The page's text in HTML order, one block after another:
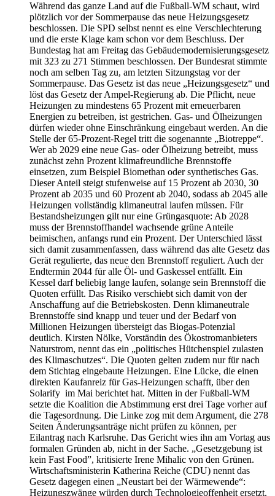
Während das ganze Land auf die Fußball-WM schaut, wird
plötzlich vor der Sommerpause das neue Heizungsgesetz
beschlossen. Die SPD selbst nennt es eine Verschlechterung
und die erste Klage kam schon vor dem Beschluss. Der
Bundestag hat am Freitag das Gebäudemodernisierungsgesetz
mit 323 zu 271 Stimmen beschlossen. Der Bundesrat stimmte
noch am selben Tag zu, am letzten Sitzungstag vor der
Sommerpause. Das Gesetz ist das neue „Heizungsgesetz“ und
löst das Gesetz der Ampel-Regierung ab. Die Pflicht, neue
Heizungen zu mindestens 65 Prozent mit erneuerbaren
Energien zu betreiben, ist gestrichen. Gas- und Ölheizungen
dürfen wieder ohne Einschränkung eingebaut werden. An die
Stelle der 65-Prozent-Regel tritt die sogenannte „Biotreppe“.
Wer ab 2029 eine neue Gas- oder Ölheizung betreibt, muss
zunächst zehn Prozent klimafreundliche Brennstoffe
einsetzen, zum Beispiel Biomethan oder synthetisches Gas.
Dieser Anteil steigt stufenweise auf 15 Prozent ab 2030, 30
Prozent ab 2035 und 60 Prozent ab 2040, sodass ab 2045 alle
Heizungen vollständig klimaneutral laufen müssen. Für
Bestandsheizungen gilt nur eine Grüngasquote: Ab 2028
muss der Brennstoffhandel wachsende grüne Anteile
beimischen, anfangs rund ein Prozent. Der Unterschied lässt
sich damit zusammenfassen, dass während das alte Gesetz das
Gerät regulierte, das neue den Brennstoff reguliert. Auch der
Endtermin 2044 für alle Öl- und Gaskessel entfällt. Ein
Kessel darf beliebig lange laufen, solange sein Brennstoff die
Quoten erfüllt. Das Risiko verschiebt sich damit von der
Anschaffung auf die Betriebskosten. Denn klimaneutrale
Brennstoffe sind knapp und teuer und der Bedarf von
Millionen Heizungen übersteigt das Biogas-Potenzial
deutlich. Kirsten Nölke, Vorständin des Ökostromanbieters
Naturstrom, nennt das ein „politisches Hütchenspiel zulasten
des Klimaschutzes“. Die Quoten gelten zudem nur für nach
dem Stichtag eingebaute Heizungen. Eine Lücke, die einen
direkten Kaufanreiz für Gas-Heizungen schafft, über den
Solarify im Mai berichtet hat. Mitten in der Fußball-WM
setzte die Koalition die Abstimmung erst drei Tage vorher auf
die Tagesordnung. Die Linke zog mit dem Argument, die 278
Seiten Änderungsanträge nicht prüfen zu können, per
Eilantrag nach Karlsruhe. Das Gericht wies ihn am Vortag aus
formalen Gründen ab, nicht in der Sache. „Gesetzgebung ist
kein Fast Food”, kritisierte Irene Mihalic von den Grünen.
Wirtschaftsministerin Katherina Reiche (CDU) nennt das
Gesetz dagegen einen „Neustart bei der Wärmewende“:
Heizungszwänge würden durch Technologieoffenheit ersetzt.